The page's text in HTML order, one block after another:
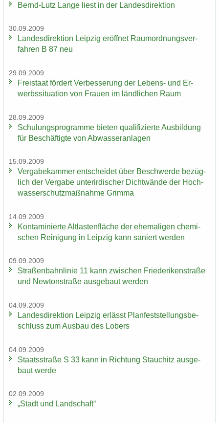
Bernd-​Lutz Lange liest in der Lan­des­di­rek­ti­on
30.09.2009
Lan­des­di­rek­ti­on Leip­zig er­öff­net Raum­ord­nungs­ver­
fah­ren B 87 neu
29.09.2009
Frei­staat för­dert Ver­bes­se­rung der Lebens-​ und Er­
werbs­si­tua­ti­on von Frau­en im länd­li­chen Raum
28.09.2009
Schu­lungs­pro­gram­me bie­ten qua­li­fi­zier­te Aus­bil­dung
für Be­schäf­tig­te von Ab­was­ser­an­la­gen
15.09.2009
Ver­ga­be­kam­mer ent­schei­det über Be­schwer­de be­züg­
lich der Ver­ga­be un­ter­ir­di­scher Dicht­wän­de der Hoch­
was­ser­schutz­maß­nah­me Grim­ma
14.09.2009
Kon­ta­mi­nier­te Alt­las­ten­flä­che der ehe­ma­li­gen che­mi­
schen Rei­ni­gung in Leip­zig kann sa­niert wer­den
09.09.2009
Stra­ßen­bahn­li­nie 11 kann zwi­schen Frie­de­ri­ken­stra­ße
und New­ton­stra­ße aus­ge­baut wer­den
04.09.2009
Lan­des­di­rek­ti­on Leip­zig er­lässt Plan­fest­stel­lungs­be­
schluss zum Aus­bau des Lobers
04.09.2009
Staats­stra­ße S 33 kann in Rich­tung Stau­chitz aus­ge­
baut werde
02.09.2009
„Stadt und Land­schaft“